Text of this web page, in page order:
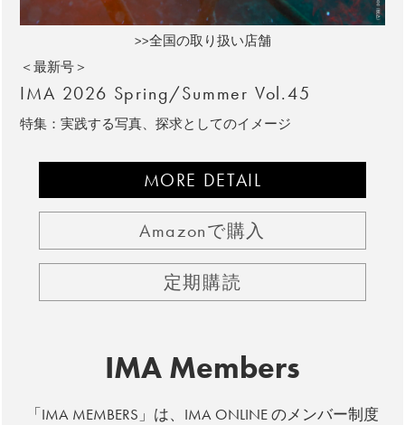
>>全国の取り扱い店舗
＜最新号＞
IMA 2026 Spring/Summer Vol.45
特集：実践する写真、探求としてのイメージ
MORE DETAIL
Amazonで購入
定期購読
IMA Members
「IMA MEMBERS」は、IMA ONLINE のメンバー制度